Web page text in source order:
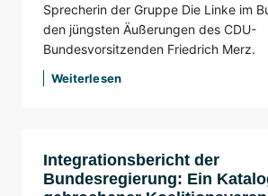
Sprecherin der Gruppe Die Linke im
den jüngsten Äußerungen des CDU-
Bundesvorsitzenden Friedrich Merz.
Weiterlesen
Integrationsbericht der
Bundesregierung: Ein